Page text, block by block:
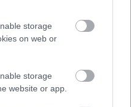
storage
on web or
storage
website or app.